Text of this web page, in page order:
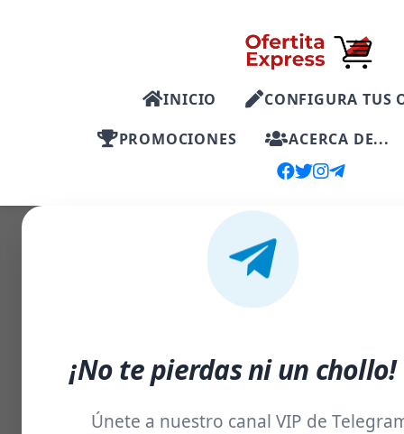
INICIO
CONFIGURA TUS
PROMOCIONES
ACERCA DE...
¡No te pierdas ni un
Únete a nuestro canal VIP de